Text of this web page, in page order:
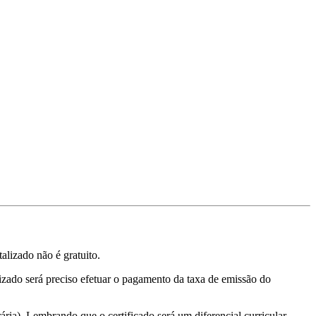
não é gratuito.
será preciso efetuar o pagamento da taxa de emissão do